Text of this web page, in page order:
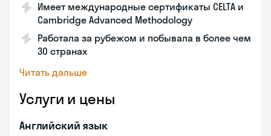
Имеет международные сертификаты CELTA и
Cambridge Advanced Methodology
Работала за рубежом и побывала в более чем
30 странах
Читать дальше
Услуги и цены
Английский язык